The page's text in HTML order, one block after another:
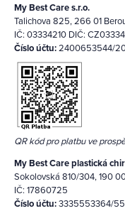
My Best Care s.r.o.
Talichova 825, 266 01
IČ: 03334210 DIČ:
Číslo účtu:2400653544/
QR kód pro platbu ve
My Best Care plastická
Sokolovská 810/304, 190
IČ: 17860725
Číslo účtu:3335553364/